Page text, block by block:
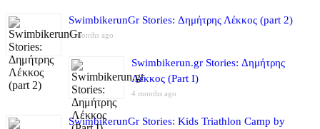
SwimbikerunGr Stories: Δημήτρης Λέκκος (part 2)
4 months ago
Swimbikerun.gr Stories: Δημήτρης
Λέκκος (Part I)
4 months ago
SwimbikerunGr Stories: Kids Triathlon Camp by